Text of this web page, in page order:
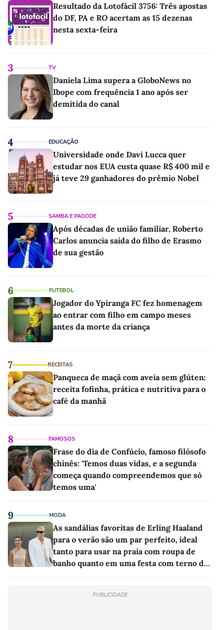
Resultado da Lotofácil 3756: Três apostas
do DF, PA e RO acertam as 15 dezenas
nesta sexta-feira
3 TV
Daniela Lima supera a GloboNews no
Ibope com frequência 1 ano após ser
demitida do canal
4 EDUCAÇÃO
Universidade onde Davi Lucca quer
estudar nos EUA custa quase R$ 400 mil e
já teve 29 ganhadores do prêmio Nobel
5 SAMBA E PAGODE
Após décadas de união familiar, Roberto
Carlos anuncia saída do filho de Erasmo
de sua gestão
6 FUTEBOL
Jogador do Ypiranga FC fez homenagem
ao entrar com filho em campo meses
antes da morte da criança
7 RECEITAS
Panqueca de maçã com aveia sem glúten:
receita fofinha, prática e nutritiva para o
café da manhã
8 FAMOSOS
Frase do dia de Confúcio, famoso filósofo
chinês: 'Temos duas vidas, e a segunda
começa quando compreendemos que só
temos uma'
9 MODA
As sandálias favoritas de Erling Haaland
para o verão são um par perfeito, ideal
tanto para usar na praia com roupa de
banho quanto em uma festa com terno de
PUBLICIDADE